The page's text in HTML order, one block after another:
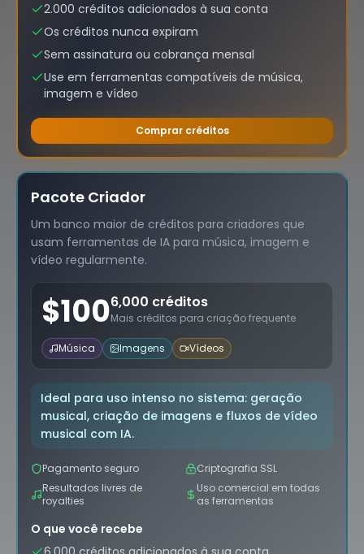
2.000 créditos adicionados à sua conta
Os créditos nunca expiram
Sem assinatura ou cobrança mensal
Use em ferramentas compatíveis de música,
imagem e vídeo
Comprar créditos
Pacote Criador
Um banco maior de créditos para criadores que
usam ferramentas de IA para música, imagem e
vídeo regularmente.
$1006,000 créditos
Mais créditos para criação frequente
Música Imagens Vídeos
Ideal para uso intenso no sistema: geração
musical, criação de imagens e fluxos de vídeo
musical com IA.
Pagamento seguro
Criptografia SSL
Resultados livres de
royalties
Uso comercial em todas
as ferramentas
O que você recebe